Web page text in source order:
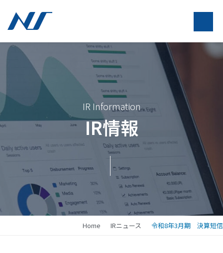
IR Information
IR情報
Home IRニュース 令和8年3月期 決算短信